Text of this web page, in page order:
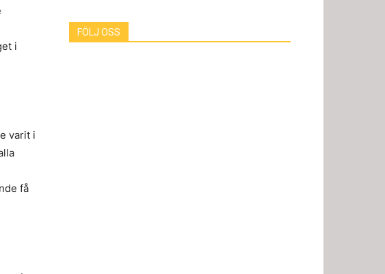
i
varit i
få
FÖLJ OSS